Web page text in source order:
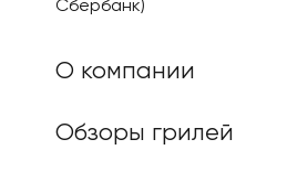
Сбербанк)
О компании
Обзоры грилей